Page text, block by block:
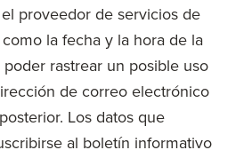
proveedor de servicios de
como la fecha y la hora de la
rastrear un posible uso
de correo electrónico
Los datos que
al boletín informativo